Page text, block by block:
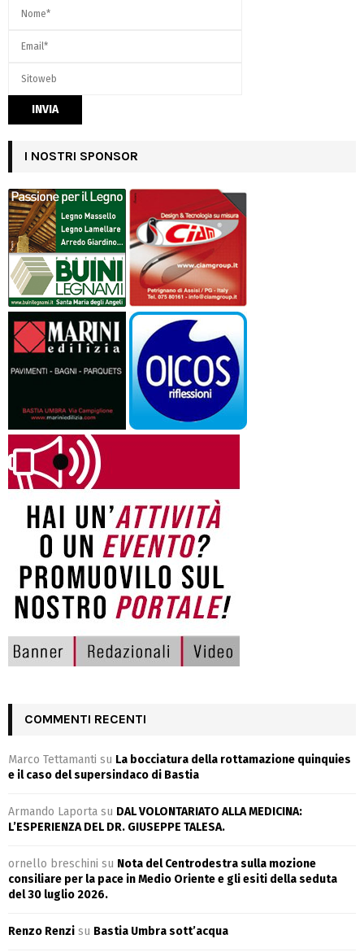
I NOSTRI SPONSOR
COMMENTI RECENTI
Marco Tettamanti su La bocciatura della rottamazione quinquies
e il caso del supersindaco di Bastia
Armando Laporta su DAL VOLONTARIATO ALLA MEDICINA:
L’ESPERIENZA DEL DR. GIUSEPPE TALESA.
ornello breschini su Nota del Centrodestra sulla mozione
consiliare per la pace in Medio Oriente e gli esiti della seduta
del 30 luglio 2026.
Renzo Renzi su Bastia Umbra sott’acqua